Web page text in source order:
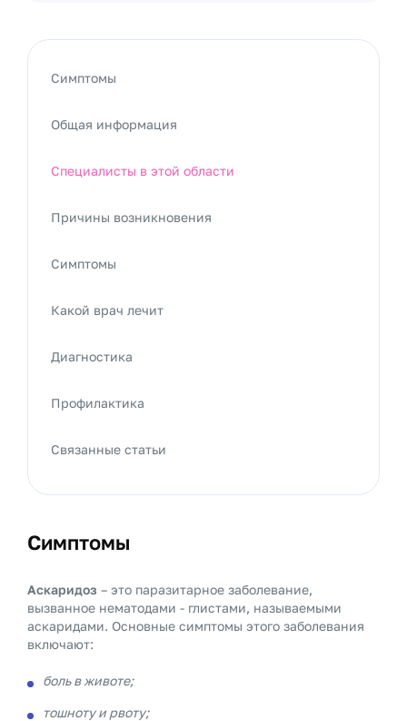
Симптомы
Аскаридоз – это паразитарное заболевание,
вызванное нематодами - глистами, называемыми
аскаридами. Основные симптомы этого заболевания
включают:
боль в животе;
тошноту и рвоту;
Симптомы
Общая информация
Специалисты в этой области
Причины возникновения
Симптомы
Какой врач лечит
Диагностика
Профилактика
Связанные статьи